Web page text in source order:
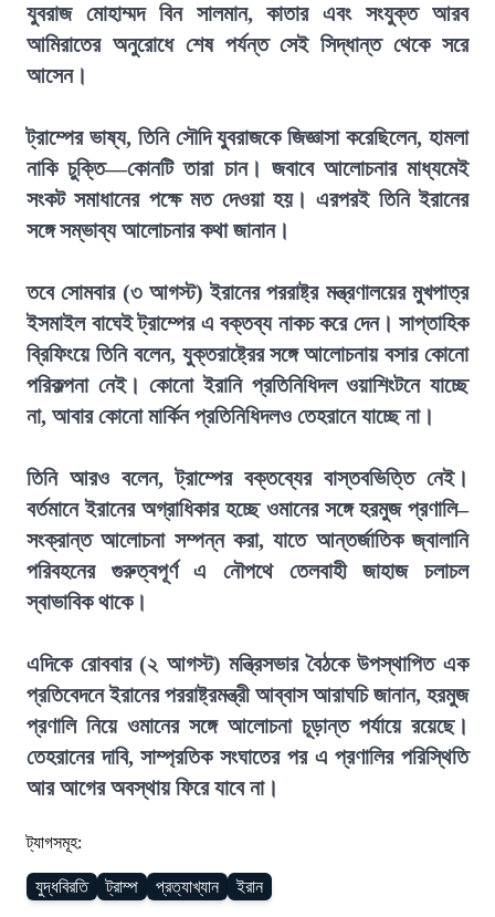
যুবরাজ মোহাম্মদ বিন সালমান, কাতার এবং সংযুক্ত আরব
আমিরাতের অনুরোধে শেষ পর্যন্ত সেই সিদ্ধান্ত থেকে সরে
আসেন।
ট্রাম্পের ভাষ্য, তিনি সৌদি যুবরাজকে জিজ্ঞাসা করেছিলেন, হামলা
নাকি চুক্তি—কোনটি তারা চান। জবাবে আলোচনার মাধ্যমেই
সংকট সমাধানের পক্ষে মত দেওয়া হয়। এরপরই তিনি ইরানের
সঙ্গে সম্ভাব্য আলোচনার কথা জানান।
তবে সোমবার (৩ আগস্ট) ইরানের পররাষ্ট্র মন্ত্রণালয়ের মুখপাত্র
ইসমাইল বাঘেই ট্রাম্পের এ বক্তব্য নাকচ করে দেন। সাপ্তাহিক
ব্রিফিংয়ে তিনি বলেন, যুক্তরাষ্ট্রের সঙ্গে আলোচনায় বসার কোনো
পরিকল্পনা নেই। কোনো ইরানি প্রতিনিধিদল ওয়াশিংটনে যাচ্ছে
না, আবার কোনো মার্কিন প্রতিনিধিদলও তেহরানে যাচ্ছে না।
তিনি আরও বলেন, ট্রাম্পের বক্তব্যের বাস্তবভিত্তি নেই।
বর্তমানে ইরানের অগ্রাধিকার হচ্ছে ওমানের সঙ্গে হরমুজ প্রণালি–
সংক্রান্ত আলোচনা সম্পন্ন করা, যাতে আন্তর্জাতিক জ্বালানি
পরিবহনের গুরুত্বপূর্ণ এ নৌপথে তেলবাহী জাহাজ চলাচল
স্বাভাবিক থাকে।
এদিকে রোববার (২ আগস্ট) মন্ত্রিসভার বৈঠকে উপস্থাপিত এক
প্রতিবেদনে ইরানের পররাষ্ট্রমন্ত্রী আব্বাস আরাঘচি জানান, হরমুজ
প্রণালি নিয়ে ওমানের সঙ্গে আলোচনা চূড়ান্ত পর্যায়ে রয়েছে।
তেহরানের দাবি, সাম্প্রতিক সংঘাতের পর এ প্রণালির পরিস্থিতি
আর আগের অবস্থায় ফিরে যাবে না।
ট্যাগসমূহ:
যুদ্ধবিরতি ট্রাম্প প্রত্যাখ্যান ইরান